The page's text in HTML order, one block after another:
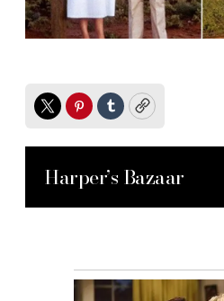
TwitterPinterest
TumblrCopy
Harper’s Bazaar